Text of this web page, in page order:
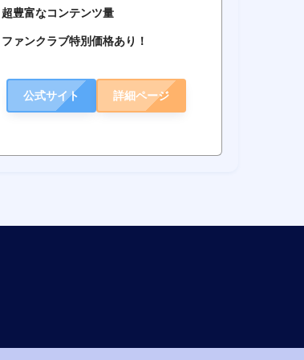
超豊富なコンテンツ量
ファンクラブ特別価格あり！
公式サイト 詳細ページ